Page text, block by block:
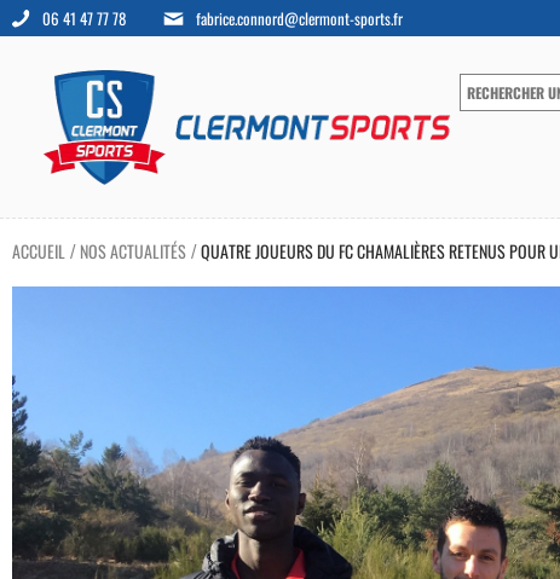
06 41 47 77 78 fabrice.connord@clermont-sports.fr
ACCUEIL / NOS ACTUALITÉS/QUATRE JOUEURS DU FC CHAMALIÈRES RETENUS POUR